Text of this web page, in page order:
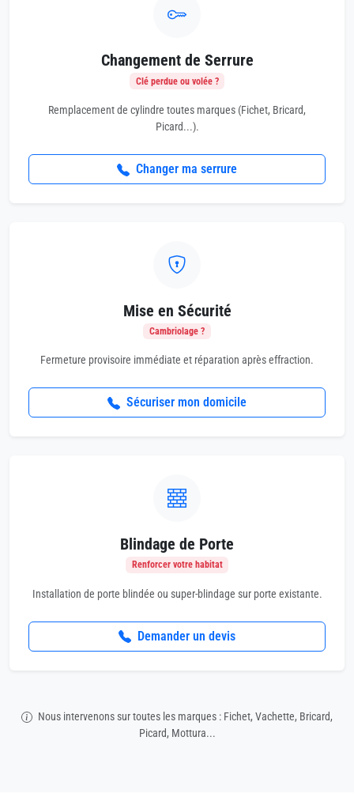
Changement de Serrure
Clé perdue ou volée ?
Remplacement de cylindre toutes marques (Fichet, Bricard,
Picard...).
Changer ma serrure
Mise en Sécurité
Cambriolage ?
Fermeture provisoire immédiate et réparation après effraction.
Sécuriser mon domicile
Blindage de Porte
Renforcer votre habitat
Installation de porte blindée ou super-blindage sur porte existante.
Demander un devis
Nous intervenons sur toutes les marques : Fichet, Vachette, Bricard,
Picard, Mottura...